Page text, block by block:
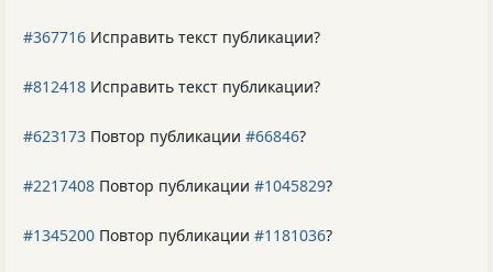
#367716 Исправить текст публикации?
#812418 Исправить текст публикации?
#623173 Повтор публикации #66846?
#2217408 Повтор публикации #1045829?
#1345200 Повтор публикации #1181036?